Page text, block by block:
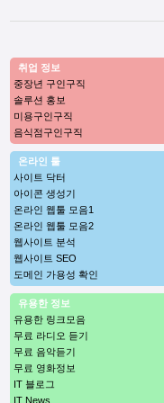
취업 정보
중장년 구인구직
솔루션 홍보
미용구인구직
음식점구인구직
온라인 툴
사이트 닥터
아이콘 생성기
온라인 웹툴 모음1
온라인 웹툴 모음2
웹사이트 분석
웹사이트 SEO
도메인 가용성 확인
유용한 정보
유용한 링크모음
무료 라디오 듣기
무료 음악듣기
무료 영화정보
IT 블로그
IT News